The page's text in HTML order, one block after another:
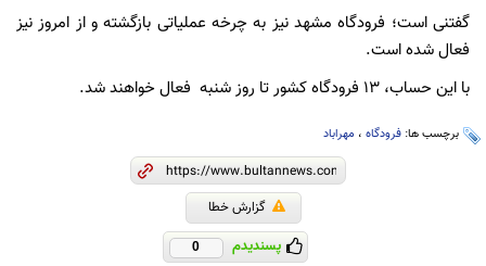
گفتنی است؛ فرودگاه مشهد نیز به چرخه عملیاتی بازگشته و از امروز نیز
فعال شده است.
با این حساب، ۱۳ فرودگاه کشور تا روز شنبه فعال خواهند شد.
برچسب ها: فرودگاه ، مهراباد
گزارش خطا
پسندیدم 0